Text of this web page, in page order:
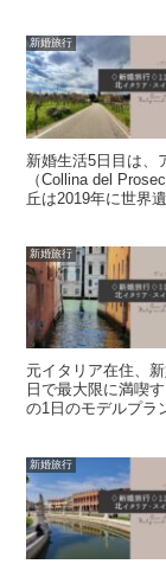
新婚旅行
新婚生活5日目は、
（Collina del
丘は2019年に世界
の旅の参考にして
新婚旅行
元イタリア在住、
日で最大限に満喫
の1日のモデルプラ
新婚旅行